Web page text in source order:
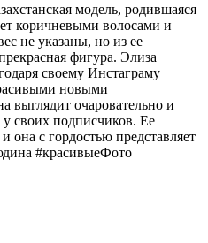
модель, родившаяся
коричневыми волосами и
не указаны, но из ее
фигура. Элиза
своему Инстаграму
новыми
выглядит очаровательно и
своих подписчиков. Ее
она с гордостью представляет
#красивыеФото